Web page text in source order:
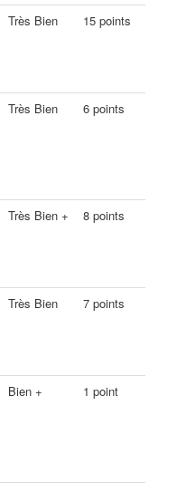
Très Bien 15 points
Très Bien 6 points
Très Bien + 8 points
Très Bien 7 points
Bien + 1 point